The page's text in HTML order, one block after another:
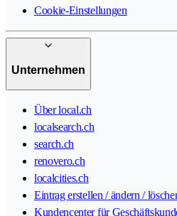
Cookie-Einstellungen
Unternehmen
Über local.ch
localsearch.ch
search.ch
renovero.ch
localcities.ch
Eintrag erstellen / ändern /
Kundencenter für